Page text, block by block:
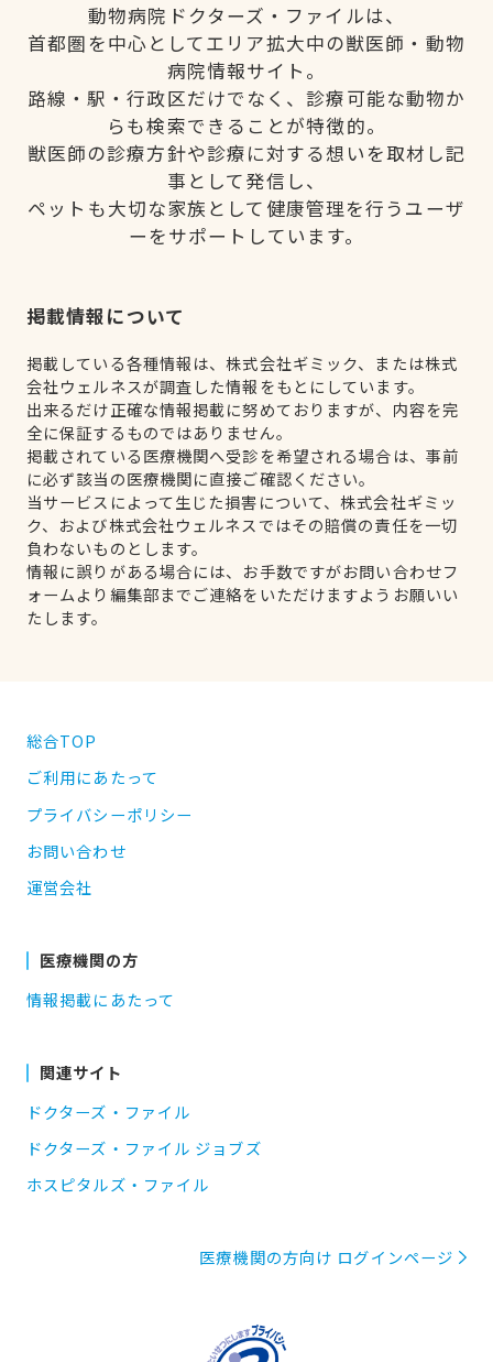
動物病院ドクターズ・ファイルは、
首都圏を中心としてエリア拡大中の獣医師・動物
病院情報サイト。
路線・駅・行政区だけでなく、診療可能な動物か
らも検索できることが特徴的。
獣医師の診療方針や診療に対する想いを取材し記
事として発信し、
ペットも大切な家族として健康管理を行うユーザ
ーをサポートしています。
掲載情報について
掲載している各種情報は、株式会社ギミック、または株式
会社ウェルネスが調査した情報をもとにしています。
出来るだけ正確な情報掲載に努めておりますが、内容を完
全に保証するものではありません。
掲載されている医療機関へ受診を希望される場合は、事前
に必ず該当の医療機関に直接ご確認ください。
当サービスによって生じた損害について、株式会社ギミッ
ク、および株式会社ウェルネスではその賠償の責任を一切
負わないものとします。
情報に誤りがある場合には、お手数ですがお問い合わせフ
ォームより編集部までご連絡をいただけますようお願いい
たします。
総合TOP
ご利用にあたって
プライバシーポリシー
お問い合わせ
運営会社
医療機関の方
情報掲載にあたって
関連サイト
ドクターズ・ファイル
ドクターズ・ファイル ジョブズ
ホスピタルズ・ファイル
医療機関の方向け ログインページ